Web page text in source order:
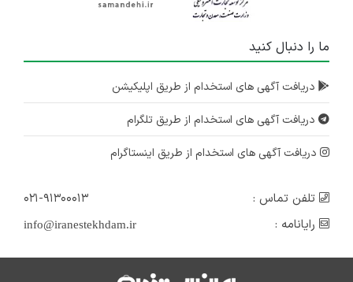
ما را دنبال کنید
دریافت آگهی های استخدام از طریق اپلیکیشن
دریافت آگهی های استخدام از طریق تلگرام
دریافت آگهی های استخدام از طریق اینستاگرام
تلفن تماس :
۰۲۱-۹۱۳۰۰۰۱۳
رایانامه :
info@iranestekhdam.ir